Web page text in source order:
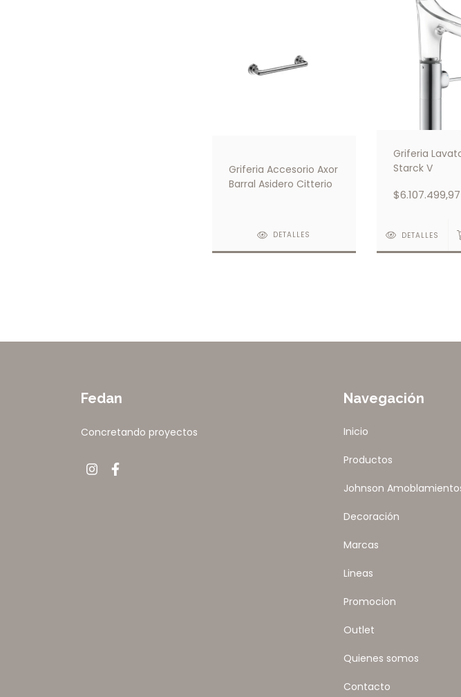
Griferia Accesorio Axor
Barral Asidero Citterio
DETALLES
Griferia
Starck V
$6.107.499,97
DETALLES
Fedan
Concretando proyectos
Navegación
Inicio
Productos
Johnson
Decoración
Marcas
Lineas
Promocion
Outlet
Quienes somos
Contacto